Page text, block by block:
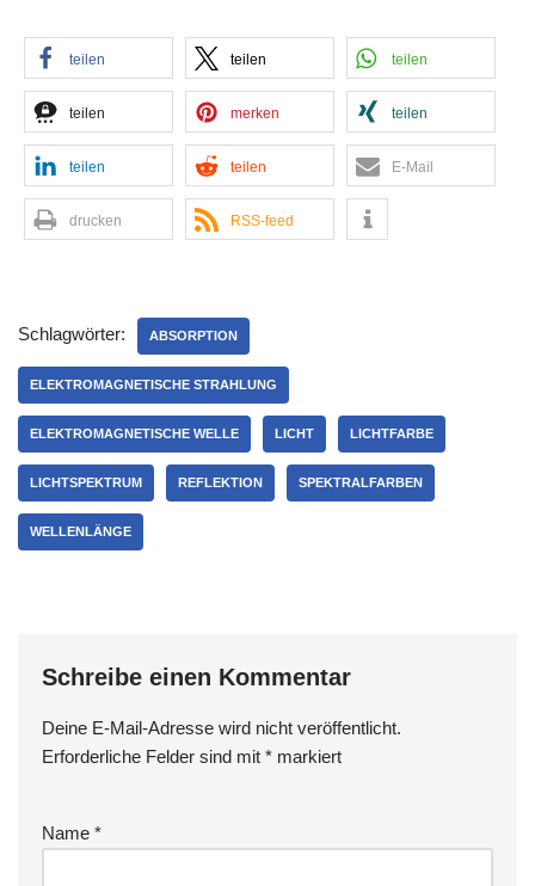
teilen teilen teilen
teilen merken teilen
teilen teilen E-Mail
drucken RSS-feed
Schlagwörter: ABSORPTION
ELEKTROMAGNETISCHE STRAHLUNG
ELEKTROMAGNETISCHE WELLE LICHT LICHTFARBE
LICHTSPEKTRUM REFLEKTION SPEKTRALFARBEN
WELLENLÄNGE
Schreibe einen Kommentar
Deine E-Mail-Adresse wird nicht veröffentlicht.
Erforderliche Felder sind mit * markiert
Name *